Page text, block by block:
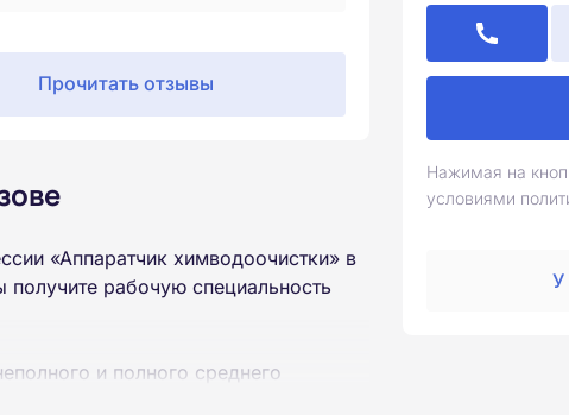
Прочитать отзывы
«Аппаратчик химводоочистки» в
рабочую специальность
и полного среднего
Нажимая на
условиями
У